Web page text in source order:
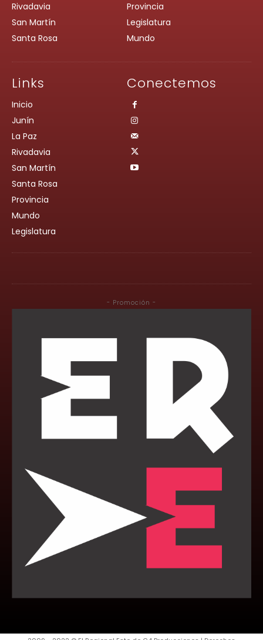
Rivadavia
San Martín
Santa Rosa
Provincia
Legislatura
Mundo
Links
Inicio
Junín
La Paz
Rivadavia
San Martín
Santa Rosa
Provincia
Mundo
Legislatura
Conectemos
- Promoción -